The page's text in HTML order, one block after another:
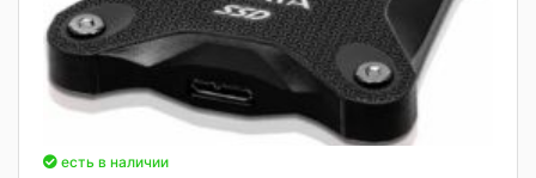
есть в наличии